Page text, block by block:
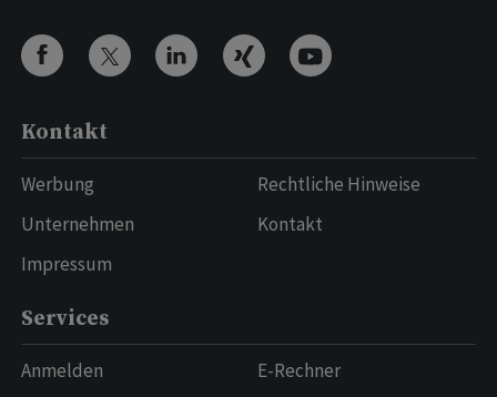
Kontakt
Werbung
Unternehmen
Impressum
Rechtliche Hinweise
Kontakt
Services
Anmelden
E-Rechner